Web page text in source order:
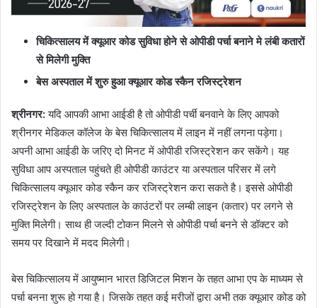
चिकित्सालय में क्यूआर कोड सुविधा होने से ओपीडी पर्चा बनाने मे लंबी कतारों
से मिलेगी मुक्ति
बेस अस्पताल में शुरु हुआ क्यूआर कोड स्कैन रजिस्ट्रेशन
श्रीनगर:यदि आपकी आभा आईडी है तो ओपीडी पर्ची बनवाने के लिए आपको
श्रीनगर मेडिकल कॉलेज के बेस चिकित्सालय में लाइन में नहीं लगना पड़ेगा।
अपनी आभा आईडी के जरिए दो मिनट में ओपीडी रजिस्ट्रेशन कर सकेंगे। यह
सुविधा आप अस्पताल पहुंचते ही ओपीडी काउंटर या अस्पताल परिसर में लगे
चिकित्सालय क्यूआर कोड स्कैन कर रजिस्ट्रेशन करा सकते है। इससे ओपीडी
रजिस्ट्रेशन के लिए अस्पताल के काउंटरों पर लम्बी लाइन (कतार) पर लगने से
मुक्ति मिलेगी। साथ ही जल्दी टोकन मिलने से ओपीडी पर्चा बनने से डॉक्टर को
समय पर दिखाने में मदद मिलेगी।
बेस चिकित्सालय में आयुष्मान भारत डिजिटल मिशन के तहत आभा एप के माध्यम से
पर्चा बनना शुरू हो गया है। जिसके तहत कई मरीजों द्वारा अभी तक क्यूआर कोड को